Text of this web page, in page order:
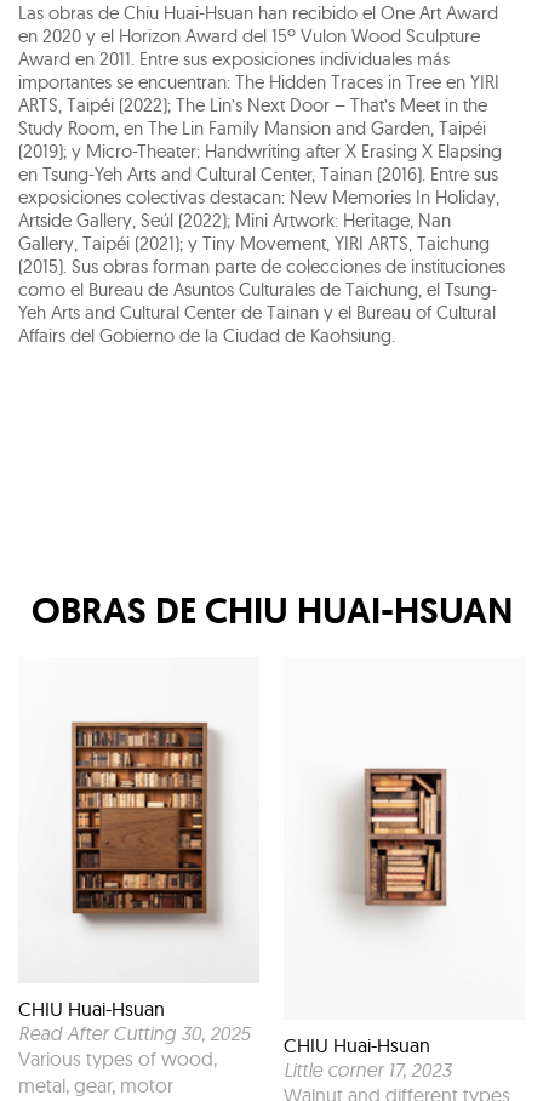
Las obras de Chiu Huai-Hsuan han recibido el One Art Award
en 2020 y el Horizon Award del 15º Vulon Wood Sculpture
Award en 2011. Entre sus exposiciones individuales más
importantes se encuentran: The Hidden Traces in Tree en YIRI
ARTS, Taipéi (2022); The Lin’s Next Door – That’s Meet in the
Study Room, en The Lin Family Mansion and Garden, Taipéi
(2019); y Micro-Theater: Handwriting after X Erasing X Elapsing
en Tsung-Yeh Arts and Cultural Center, Tainan (2016). Entre sus
exposiciones colectivas destacan: New Memories In Holiday,
Artside Gallery, Seúl (2022); Mini Artwork: Heritage, Nan
Gallery, Taipéi (2021); y Tiny Movement, YIRI ARTS, Taichung
(2015). Sus obras forman parte de colecciones de instituciones
como el Bureau de Asuntos Culturales de Taichung, el Tsung-
Yeh Arts and Cultural Center de Tainan y el Bureau of Cultural
Affairs del Gobierno de la Ciudad de Kaohsiung.
OBRAS DE CHIU HUAI-HSUAN
CHIU Huai-Hsuan
Read After Cutting 30, 2025
Various types of wood,
metal, gear, motor
CHIU Huai-Hsuan
Little corner 17, 2023
Walnut and different types